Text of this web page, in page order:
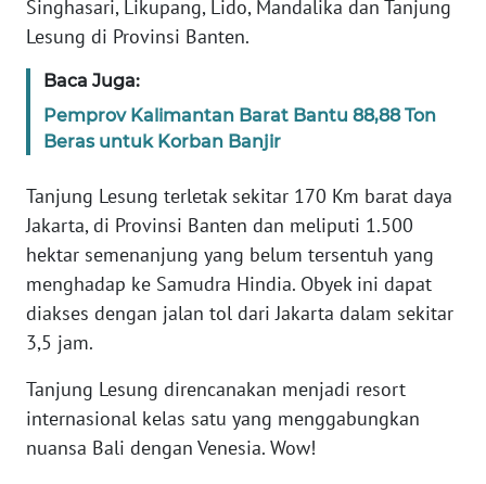
Singhasari, Likupang, Lido, Mandalika dan Tanjung
Lesung di Provinsi Banten.
Baca Juga:
Pemprov Kalimantan Barat Bantu 88,88 Ton
Beras untuk Korban Banjir
Tanjung Lesung terletak sekitar 170 Km barat daya
Jakarta, di Provinsi Banten dan meliputi 1.500
hektar semenanjung yang belum tersentuh yang
menghadap ke Samudra Hindia. Obyek ini dapat
diakses dengan jalan tol dari Jakarta dalam sekitar
3,5 jam.
Tanjung Lesung direncanakan menjadi resort
internasional kelas satu yang menggabungkan
nuansa Bali dengan Venesia. Wow!
WN
WN
JABAR
WN
BANTEN
WN
NTT
WN
KEPRI